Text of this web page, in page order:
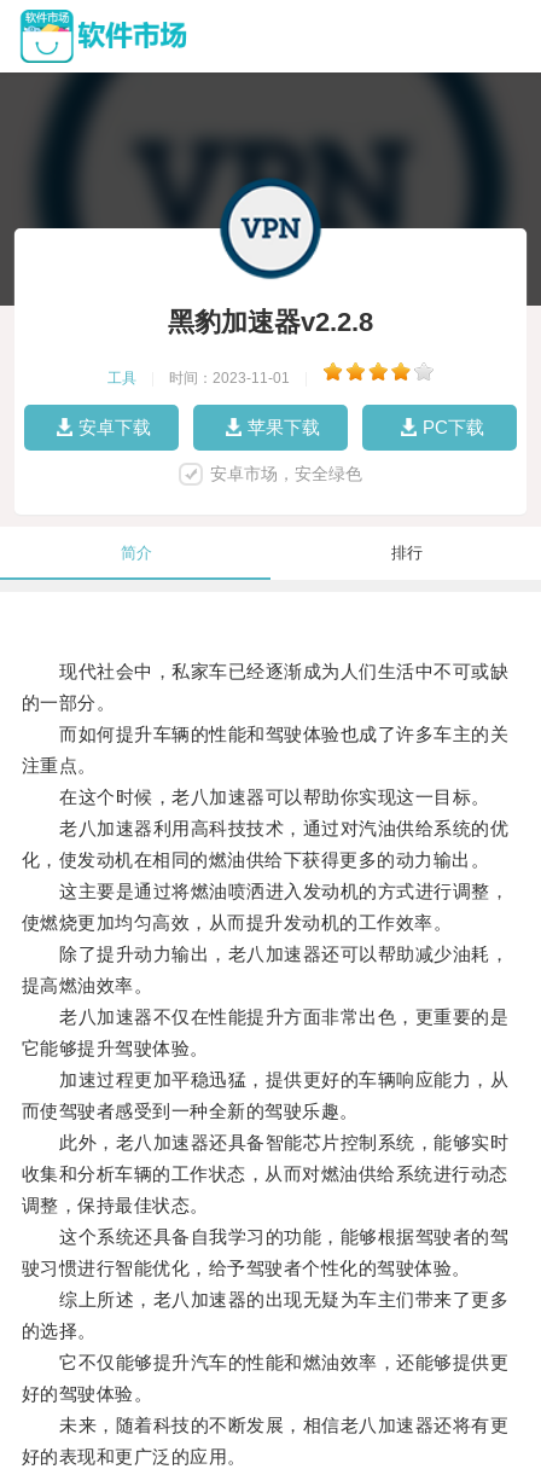
黑豹加速器v2.2.8
工具 时间：2023-11-01
安卓下载 苹果下载 PC下载
安卓市场，安全绿色
简介 排行
现代社会中，私家车已经逐渐成为人们生活中不可或缺
的一部分。
而如何提升车辆的性能和驾驶体验也成了许多车主的关
注重点。
在这个时候，老八加速器可以帮助你实现这一目标。
老八加速器利用高科技技术，通过对汽油供给系统的优
化，使发动机在相同的燃油供给下获得更多的动力输出。
这主要是通过将燃油喷洒进入发动机的方式进行调整，
使燃烧更加均匀高效，从而提升发动机的工作效率。
除了提升动力输出，老八加速器还可以帮助减少油耗，
提高燃油效率。
老八加速器不仅在性能提升方面非常出色，更重要的是
它能够提升驾驶体验。
加速过程更加平稳迅猛，提供更好的车辆响应能力，从
而使驾驶者感受到一种全新的驾驶乐趣。
此外，老八加速器还具备智能芯片控制系统，能够实时
收集和分析车辆的工作状态，从而对燃油供给系统进行动态
调整，保持最佳状态。
这个系统还具备自我学习的功能，能够根据驾驶者的驾
驶习惯进行智能优化，给予驾驶者个性化的驾驶体验。
综上所述，老八加速器的出现无疑为车主们带来了更多
的选择。
它不仅能够提升汽车的性能和燃油效率，还能够提供更
好的驾驶体验。
未来，随着科技的不断发展，相信老八加速器还将有更
好的表现和更广泛的应用。